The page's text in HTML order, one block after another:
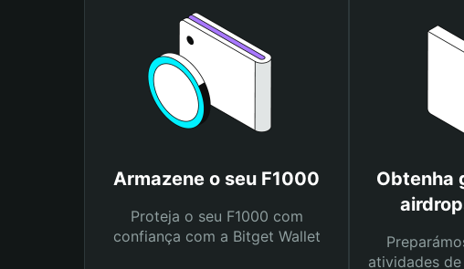
Armazene o seu F1000
Proteja o seu F1000 com
confiança com a Bitget Wallet
Obtenha
atividades